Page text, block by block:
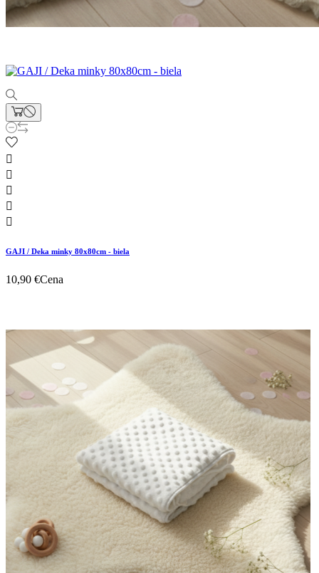





GAJI / Deka minky 80x80cm - biela
10,90 €Cena